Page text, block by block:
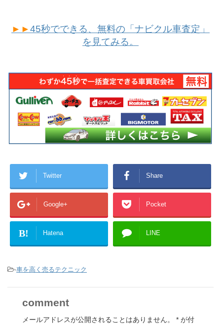
►►45秒でできる、無料の「ナビクル車査定」
を見てみる。
Twitter Share
Google+ Pocket
B! Hatena LINE
-車を高く売るテクニック
comment
メールアドレスが公開されることはありません。 * が付